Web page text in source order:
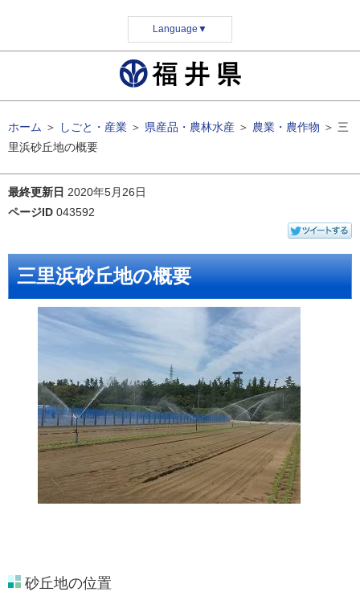
Language ▼
ホーム ＞ しごと・産業 ＞ 県産品・農林水産 ＞ 農業・農作物 ＞ 三
里浜砂丘地の概要
最終更新日 2020年5月26日
ページID 043592
三里浜砂丘地の概要
砂丘地の位置